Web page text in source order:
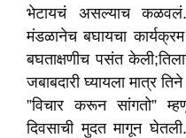
भेटायचं असल्याच
मंडळानेच बघायचा
बघताक्षणीच पसंत केली;
जबाबदारी घ्यायला मात्र
”विचार करून सांगतो”
दिवसाची मुदत मागून